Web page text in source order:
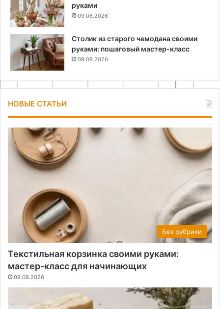
руками
09.08.2026
Столик из старого чемодана своими
руками: пошаговый мастер-класс
09.08.2026
НОВЫЕ СТАТЬИ
Без рубрики
Текстильная корзинка своими руками:
мастер-класс для начинающих
09.08.2026